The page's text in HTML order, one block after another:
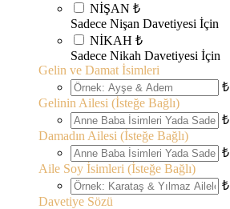
NİŞAN ₺
Sadece Nişan Davetiyesi İçin
NİKAH ₺
Sadece Nikah Davetiyesi İçin
Gelin ve Damat İsimleri
₺
Gelinin Ailesi (İsteğe Bağlı)
₺
Damadın Ailesi (İsteğe Bağlı)
₺
Aile Soy İsimleri (İsteğe Bağlı)
₺
Davetiye Sözü